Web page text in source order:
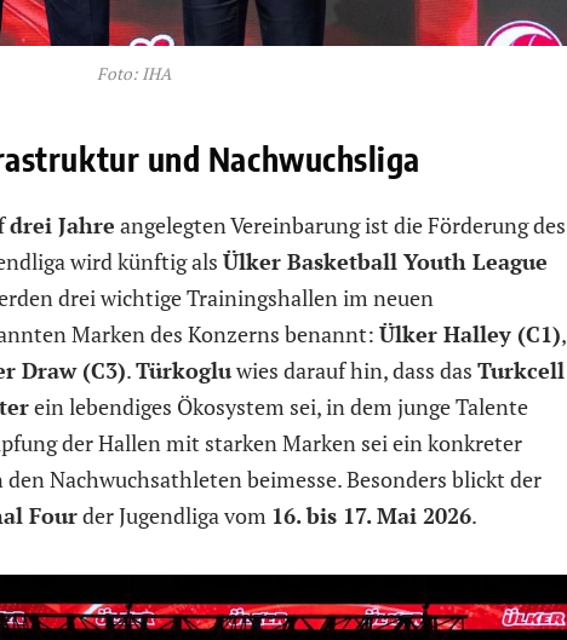
Foto: IHA
und Nachwuchsliga
drei Jahre angelegten Vereinbarung ist die Förderung des
wird künftig als Ülker Basketball Youth League
drei wichtige Trainingshallen im neuen
Marken des Konzerns benannt: Ülker Halley (C1),
Draw (C3).Türkogluwies darauf hin, dass das Turkcell
ein lebendiges Ökosystem sei, in dem junge Talente
der Hallen mit starken Marken sei ein konkreter
Nachwuchsathleten beimesse. Besonders blickt der
Fourder Jugendliga vom 16. bis 17. Mai 2026.